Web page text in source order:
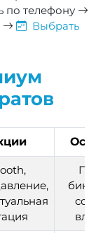
по телефону
Выбрать